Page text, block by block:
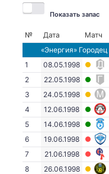
Показать запас
№ Дата Матч
«Энергия» Городец
1
08.05.1998
2
22.05.1998
3
24.05.1998
4
12.06.1998
5
14.06.1998
6
19.06.1998
7
21.06.1998
8
26.06.1998